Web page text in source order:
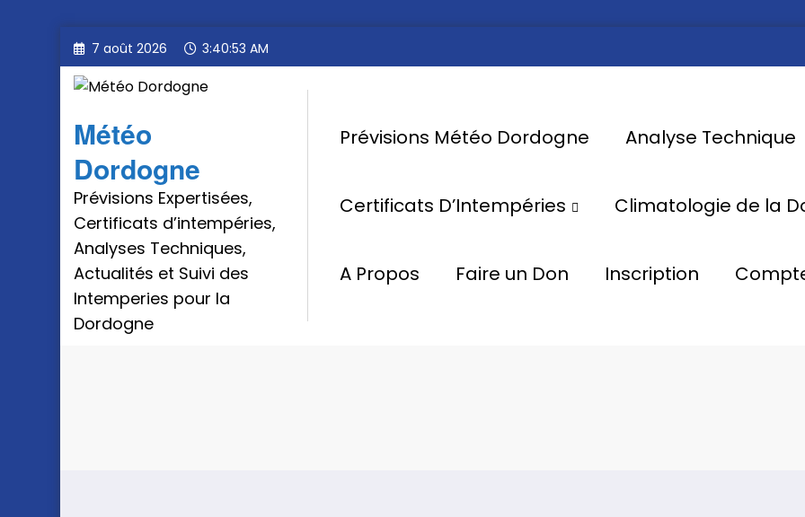
Aller
au
contenu
7 août 2026 3:40:54 AM
Météo
Dordogne
Prévisions Expertisées,
Certificats d’intempéries,
Analyses Techniques,
Actualités et Suivi des
Intemperies pour la
Dordogne
Prévisions Météo Dordogne Analyse Technique
Certificats D’Intempéries Climatologie de la
A Propos Faire un Don Inscription